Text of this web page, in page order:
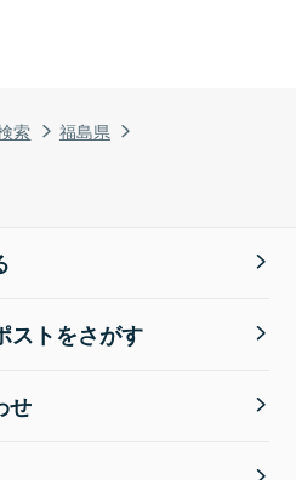
索
福島県
ストをさがす
せ